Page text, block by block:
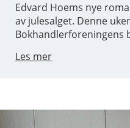
Edvard Hoems nye
av julesalget. Denne
Bokhandlerforeningens
Les mer